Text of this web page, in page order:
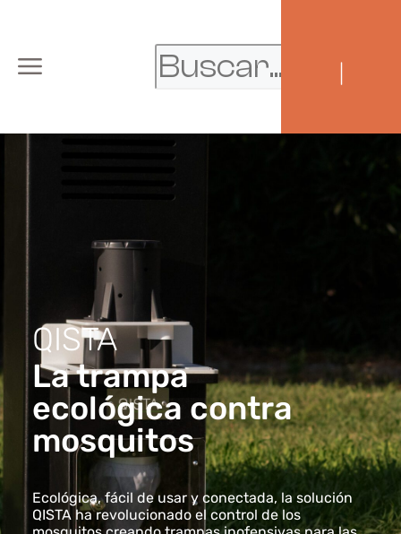
QISTA
La trampa
ecológica contra
mosquitos
Ecológica, fácil de usar y conectada, la solución
QISTA ha revolucionado el control de los